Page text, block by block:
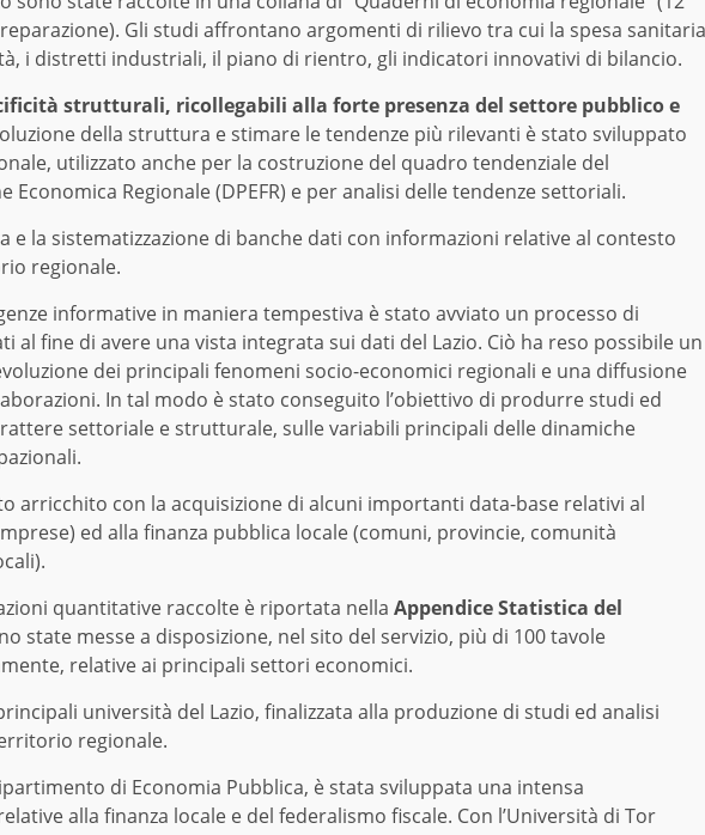
Gli studi affrontano argomenti di rilievo tra cui la spesa sanitaria
i distretti industriali, il piano di rientro, gli indicatori innovativi di bilancio.
strutturali, ricollegabili alla forte presenza del settore pubblico e
della struttura e stimare le tendenze più rilevanti è stato sviluppato
utilizzato anche per la costruzione del quadro tendenziale del
Regionale (DPEFR) e per analisi delle tendenze settoriali.
e la sistematizzazione di banche dati con informazioni relative al contesto
regionale.
informative in maniera tempestiva è stato avviato un processo di
al fine di avere una vista integrata sui dati del Lazio. Ciò ha reso possibile un
dei principali fenomeni socio-economici regionali e una diffusione
In tal modo è stato conseguito l’obiettivo di produrre studi ed
settoriale e strutturale, sulle variabili principali delle dinamiche
arricchito con la acquisizione di alcuni importanti data-base relativi al
ed alla finanza pubblica locale (comuni, provincie, comunità
quantitative raccolte è riportata nella Appendice Statistica del
state messe a disposizione, nel sito del servizio, più di 100 tavole
relative ai principali settori economici.
università del Lazio, finalizzata alla produzione di studi ed analisi
regionale.
di Economia Pubblica, è stata sviluppata una intensa
alla finanza locale e del federalismo fiscale. Con l’Università di Tor